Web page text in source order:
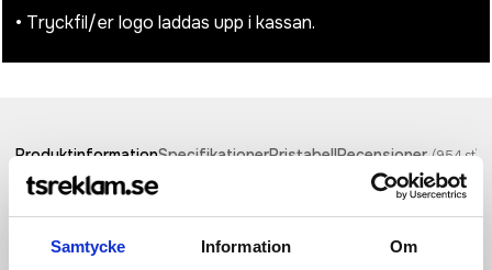
Samtycke Information Om
• Tryckfil/er logo laddas upp i kassan.
ProduktinformationSpecifikationerPristabellRecensioner (954st)
·100% polyester (1680D, 420D Jacquard) ·Vävda handtag
·Justerbara, vadderade axelremmar ·Vadderat ryggparti i mesh
·Det största kompartimentet har en ficka med plats för en15,6